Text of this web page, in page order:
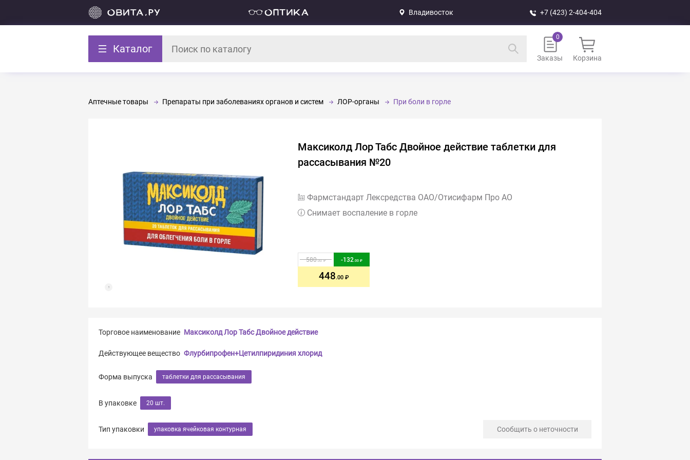
Владивосток +7 (423) 2-404-404
Каталог
Заказы Корзина
Аптечные товары Препараты при заболеваниях органов и систем ЛОР-органы При боли в горле
Максиколд Лор Табс Двойное действие таблетки для
рассасывания №20
Фармстандарт Лексредства ОАО/Отисифарм Про АО
Снимает воспаление в горле
580.00 -132.00
448.00
Торговое наименование Максиколд Лор Табс Двойное действие
Действующее вещество Флурбипрофен+Цетилпиридиния хлорид
Форма выпуска таблетки для рассасывания
В упаковке 20 шт.
Тип упаковки упаковка ячейковая контурная Сообщить о неточности